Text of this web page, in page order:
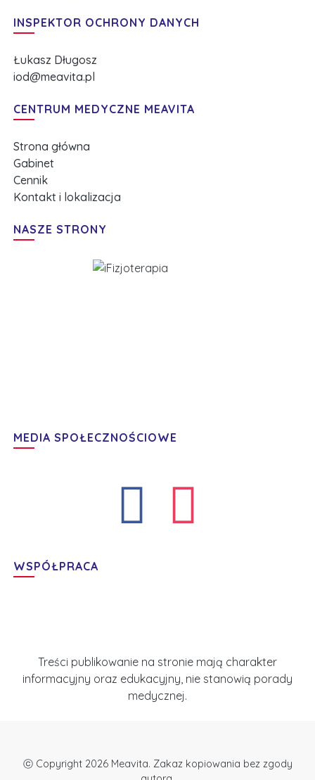
INSPEKTOR OCHRONY DANYCH
Łukasz Długosz
iod@meavita.pl
CENTRUM MEDYCZNE MEAVITA
Strona główna
Gabinet
Cennik
Kontakt i lokalizacja
NASZE STRONY
MEDIA SPOŁECZNOŚCIOWE
WSPÓŁPRACA
Treści publikowanie na stronie mają charakter
informacyjny oraz edukacyjny, nie stanowią porady
medycznej.
ⓒ Copyright 2026 Meavita. Zakaz kopiowania bez zgody